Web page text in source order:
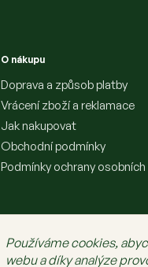
Používáme cookies,
webu a díky analýze
O nákupu
Doprava a způsob platby
Vrácení zboží a reklamace
Jak nakupovat
Obchodní podmínky
Podmínky ochrany osobních